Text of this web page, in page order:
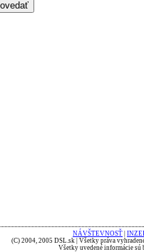
NÁVŠTEVNOSŤ
(C) 2004, 2005 DSL.sk | Všetky práva
Všetky uvedené informácie sú